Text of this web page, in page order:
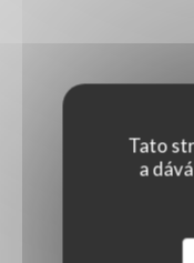
Tato
a